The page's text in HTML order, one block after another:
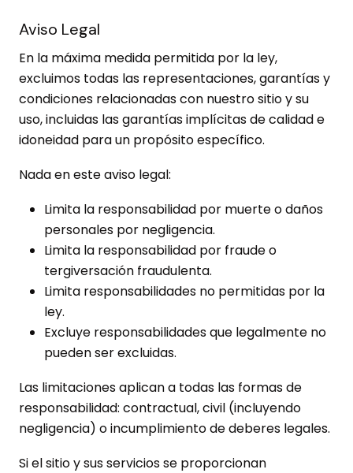
Aviso Legal
En la máxima medida permitida por la ley,
excluimos todas las representaciones, garantías y
condiciones relacionadas con nuestro sitio y su
uso, incluidas las garantías implícitas de calidad e
idoneidad para un propósito específico.
Nada en este aviso legal:
Limita la responsabilidad por muerte o daños
personales por negligencia.
Limita la responsabilidad por fraude o
tergiversación fraudulenta.
Limita responsabilidades no permitidas por la
ley.
Excluye responsabilidades que legalmente no
pueden ser excluidas.
Las limitaciones aplican a todas las formas de
responsabilidad: contractual, civil (incluyendo
negligencia) o incumplimiento de deberes legales.
Si el sitio y sus servicios se proporcionan